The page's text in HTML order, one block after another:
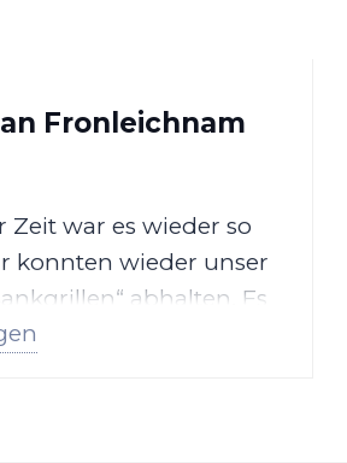
Fronleichnam
Zeit war es wieder so
konnten wieder unser
abhalten. Es